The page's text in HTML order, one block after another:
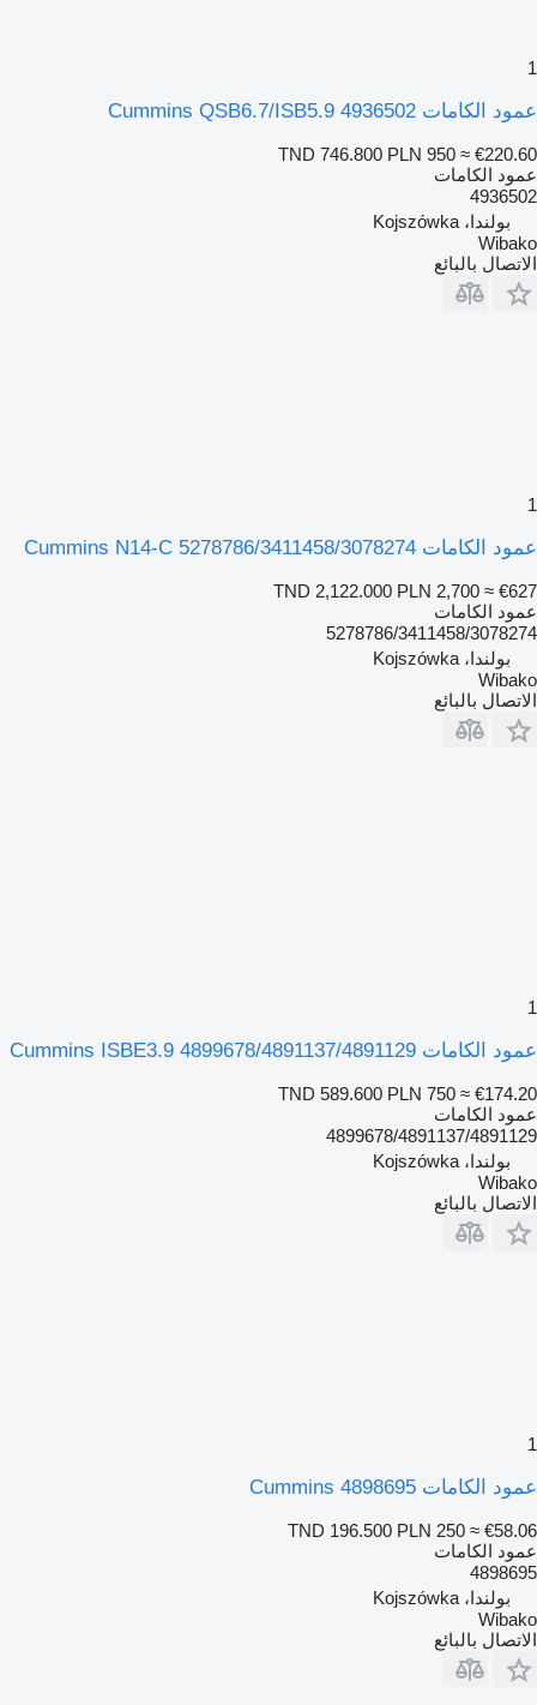
1
عمود الكامات Cummins QSB6.7/ISB5.9 4936502
TND 746.800 PLN 950 ≈ €220.60
عمود الكامات
4936502
بولندا، Kojszówka
Wibako
الاتصال بالبائع
1
عمود الكامات Cummins N14-C 5278786/3411458/3078274
TND 2,122.000 PLN 2,700 ≈ €627
عمود الكامات
5278786/3411458/3078274
بولندا، Kojszówka
Wibako
الاتصال بالبائع
1
عمود الكامات Cummins ISBE3.9 4899678/4891137/4891129
TND 589.600 PLN 750 ≈ €174.20
عمود الكامات
4899678/4891137/4891129
بولندا، Kojszówka
Wibako
الاتصال بالبائع
1
عمود الكامات Cummins 4898695
TND 196.500 PLN 250 ≈ €58.06
عمود الكامات
4898695
بولندا، Kojszówka
Wibako
الاتصال بالبائع